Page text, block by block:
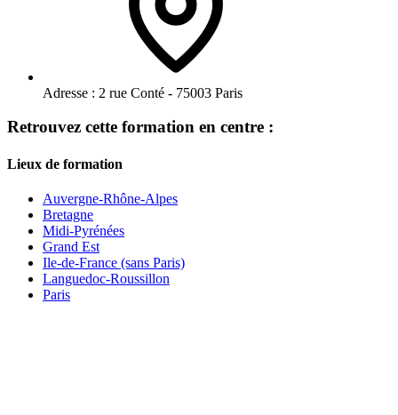
Adresse : 2 rue Conté - 75003 Paris
Retrouvez cette formation en centre :
Lieux de formation
Auvergne-Rhône-Alpes
Bretagne
Midi-Pyrénées
Grand Est
Ile-de-France (sans Paris)
Languedoc-Roussillon
Paris